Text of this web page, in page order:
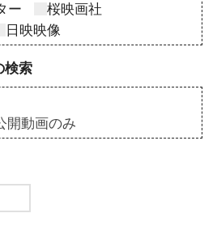
ー
桜映画社
日映映像
検索
開動画のみ